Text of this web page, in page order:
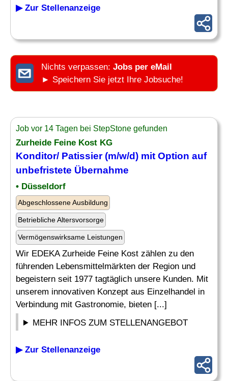
▶ Zur Stellenanzeige
Nichts verpassen: Jobs per eMail
► Speichern Sie jetzt Ihre Jobsuche!
Job vor 14 Tagen bei StepStone gefunden
Zurheide Feine Kost KG
Konditor/ Patissier (m/w/d) mit Option auf
unbefristete Übernahme
• Düsseldorf
Abgeschlossene Ausbildung
Betriebliche Altersvorsorge
Vermögenswirksame Leistungen
Wir EDEKA Zurheide Feine Kost zählen zu den
führenden Lebensmittelmärkten der Region und
begeistern seit 1977 tagtäglich unsere Kunden. Mit
unserem innovativen Konzept aus Einzelhandel in
Verbindung mit Gastronomie, bieten [...]
MEHR INFOS ZUM STELLENANGEBOT
▶ Zur Stellenanzeige